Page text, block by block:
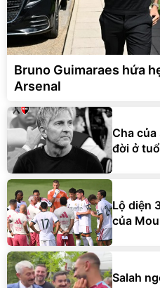
Bruno Guimaraes hứa
Arsenal
Cha của
đời ở
Lộ diện
của
Salah